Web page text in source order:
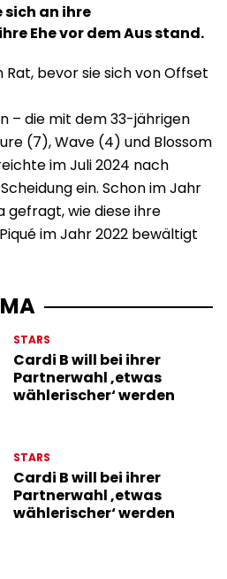
sich an ihre
Ehe vor dem Aus stand.
Rat, bevor sie sich von Offset
– die mit dem 33-jährigen
(7), Wave (4) und Blossom
im Juli 2024 nach
ein. Schon im Jahr
gefragt, wie diese ihre
im Jahr 2022 bewältigt
STARS
Cardi B will bei ihrer
Partnerwahl ‚etwas
wählerischer‘ werden
STARS
Cardi B will bei ihrer
Partnerwahl ‚etwas
wählerischer‘ werden